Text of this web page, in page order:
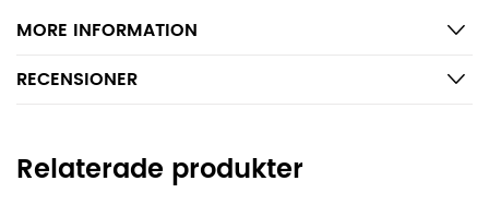
MORE INFORMATION
RECENSIONER
Relaterade produkter